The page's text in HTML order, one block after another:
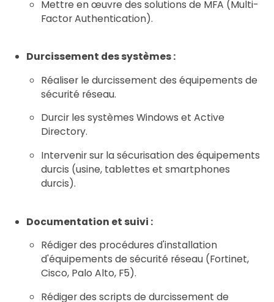
Mettre en œuvre des solutions de MFA (Multi-
Factor Authentication).
Durcissement des systèmes :
Réaliser le durcissement des équipements de
sécurité réseau.
Durcir les systèmes Windows et Active
Directory.
Intervenir sur la sécurisation des équipements
durcis (usine, tablettes et smartphones
durcis).
Documentation et suivi :
Rédiger des procédures d'installation
d'équipements de sécurité réseau (Fortinet,
Cisco, Palo Alto, F5).
Rédiger des scripts de durcissement de